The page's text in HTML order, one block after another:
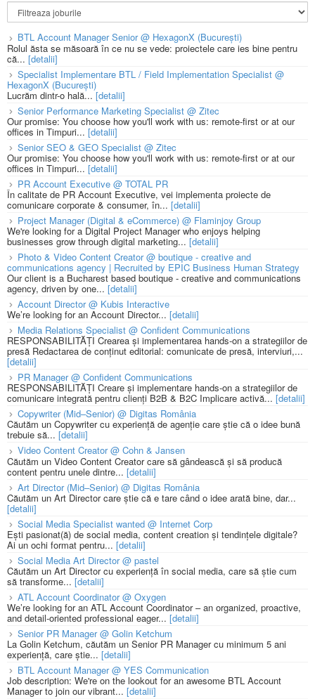
BTL Account Manager Senior @ HexagonX (București)
Rolul ăsta se măsoară în ce nu se vede: proiectele care ies bine pentru
că... [detalii]
Specialist Implementare BTL / Field Implementation Specialist @
HexagonX (București)
Lucrăm dintr-o hală...[detalii]
Senior Performance Marketing Specialist @ Zitec
Our promise: You choose how you'll work with us: remote-first or at our
offices in Timpuri... [detalii]
Senior SEO & GEO Specialist @ Zitec
Our promise: You choose how you'll work with us: remote-first or at our
offices in Timpuri... [detalii]
PR Account Executive @ TOTAL PR
În calitate de PR Account Executive, vei implementa proiecte de
comunicare corporate & consumer, în... [detalii]
Project Manager (Digital & eCommerce) @ Flaminjoy Group
We're looking for a Digital Project Manager who enjoys helping
businesses grow through digital marketing... [detalii]
Photo & Video Content Creator @ boutique - creative and
communications agency | Recruited by EPIC Business Human Strategy
Our client is a Bucharest based boutique - creative and communications
agency, driven by one... [detalii]
Account Director @ Kubis Interactive
We’re looking for an Account Director... [detalii]
Media Relations Specialist @ Confident Communications
RESPONSABILITĂȚI Crearea și implementarea hands-on a strategiilor de
presă Redactarea de conținut editorial: comunicate de presă, interviuri,...
[detalii]
PR Manager @ Confident Communications
RESPONSABILITĂȚI Creare și implementare hands-on a strategiilor de
comunicare integrată pentru clienți B2B & B2C Implicare activă... [detalii]
Copywriter (Mid–Senior) @ Digitas România
Căutăm un Copywriter cu experiență de agenție care știe că o idee bună
trebuie să... [detalii]
Video Content Creator @ Cohn & Jansen
Căutăm un Video Content Creator care să gândească și să producă
content pentru unele dintre... [detalii]
Art Director (Mid–Senior) @ Digitas România
Căutăm un Art Director care știe că e tare când o idee arată bine, dar...
[detalii]
Social Media Specialist wanted @ Internet Corp
Ești pasionat(ă) de social media, content creation și tendințele digitale?
Ai un ochi format pentru... [detalii]
Social Media Art Director @ pastel
Căutăm un Art Director cu experiență în social media, care să știe cum
să transforme... [detalii]
ATL Account Coordinator @ Oxygen
We’re looking for an ATL Account Coordinator – an organized, proactive,
and detail-oriented professional eager... [detalii]
Senior PR Manager @ Golin Ketchum
La Golin Ketchum, căutăm un Senior PR Manager cu minimum 5 ani
experiență, care știe... [detalii]
BTL Account Manager @ YES Communication
Job description: We're on the lookout for an awesome BTL Account
Manager to join our vibrant... [detalii]